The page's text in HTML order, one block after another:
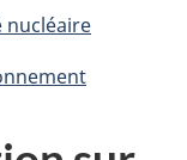
nucléaire